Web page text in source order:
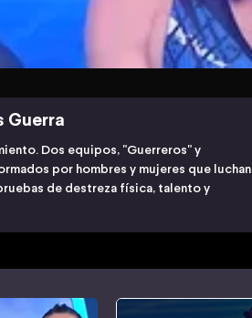
Guerra
Dos equipos, "Guerreros" y
por hombres y mujeres que luchan
de destreza física, talento y